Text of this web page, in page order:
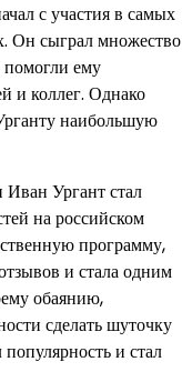
с участия в самых
Он сыграл множество
ему
и коллег. Однако
наибольшую
Иван Ургант стал
на российском
программу,
и стала одним
обаянию,
сделать шуточку
и стал